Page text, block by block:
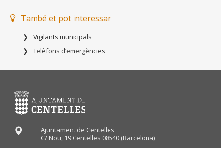
També et pot interessar
Vigilants municipals
Telèfons d’emergències
Ajuntament de Centelles
C/ Nou, 19 Centelles 08540 (Barcelona)